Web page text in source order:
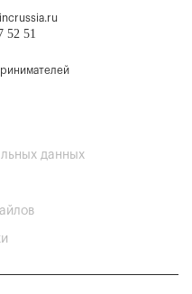
52 51
данных